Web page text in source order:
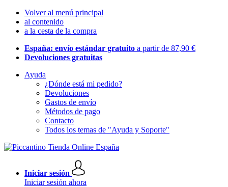
Volver al menú principal
al contenido
a la cesta de la compra
España: envío estándar gratuito a partir de 87,90 €
Devoluciones gratuitas
Ayuda
¿Dónde está mi pedido?
Devoluciones
Gastos de envío
Métodos de pago
Contacto
Todos los temas de "Ayuda y Soporte"
Iniciar sesión
Iniciar sesión ahora